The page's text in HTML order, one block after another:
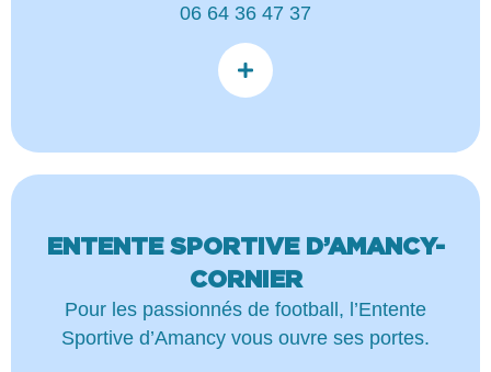
06 64 36 47 37
ENTENTE SPORTIVE D’AMANCY-
CORNIER
Pour les passionnés de football, l’Entente
Sportive d’Amancy vous ouvre ses portes.